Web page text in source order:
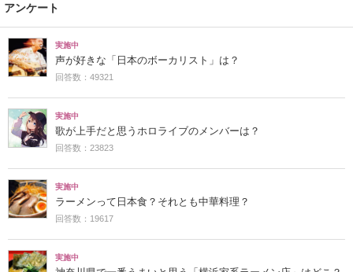
アンケート
実施中
声が好きな「日本のボーカリスト」は？
回答数：49321
実施中
歌が上手だと思うホロライブのメンバーは？
回答数：23823
実施中
ラーメンって日本食？それとも中華料理？
回答数：19617
実施中